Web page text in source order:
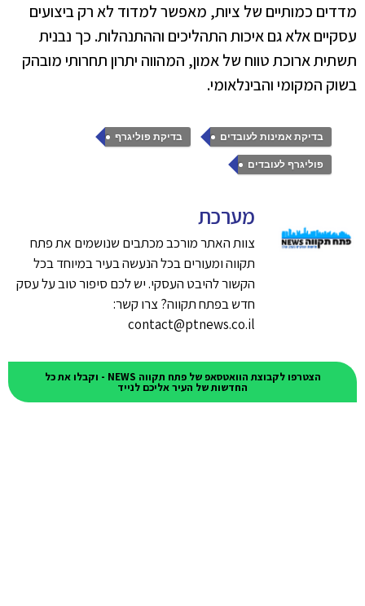
מדדים כמותיים של ציות, מאפשר למדוד לא רק ביצועים
עסקיים אלא גם איכות התהליכים וההתנהלות. כך נבנית
תשתית ארוכת טווח של אמון, המהווה יתרון תחרותי מובהק
בשוק המקומי והבינלאומי.
בדיקת אמינות לעובדים , בדיקת פוליגרף ,
פוליגרף לעובדים
מערכת
צוות האתר מורכב מכתבים שנושמים את פתח
תקווה ומעורים בכל הנעשה בעיר במיוחד בכל
הקשור להיבט העסקי. יש לכם סיפור טוב על עסק
חדש בפתח תקווה? צרו קשר:
contact@ptnews.co.il
הצטרפו לקבוצת הוואטסאפ של פתח תקווה NEWS - וקבלו את כל
החדשות של העיר אליכם לנייד